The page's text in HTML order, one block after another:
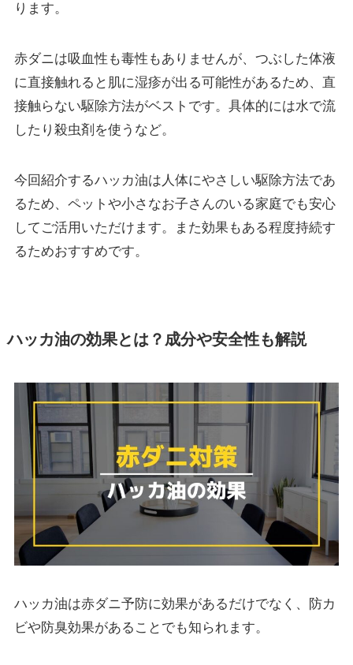
ります。
赤ダニは吸血性も毒性もありませんが、つぶした体液
に直接触れると肌に湿疹が出る可能性があるため、直
接触らない駆除方法がベストです。具体的には水で流
したり殺虫剤を使うなど。
今回紹介するハッカ油は人体にやさしい駆除方法であ
るため、ペットや小さなお子さんのいる家庭でも安心
してご活用いただけます。また効果もある程度持続す
るためおすすめです。
ハッカ油の効果とは？ 成分や安全性も解説
ハッカ油は赤ダニ予防に効果があるだけでなく、
防カ
ビや防臭効果があることでも知られます。